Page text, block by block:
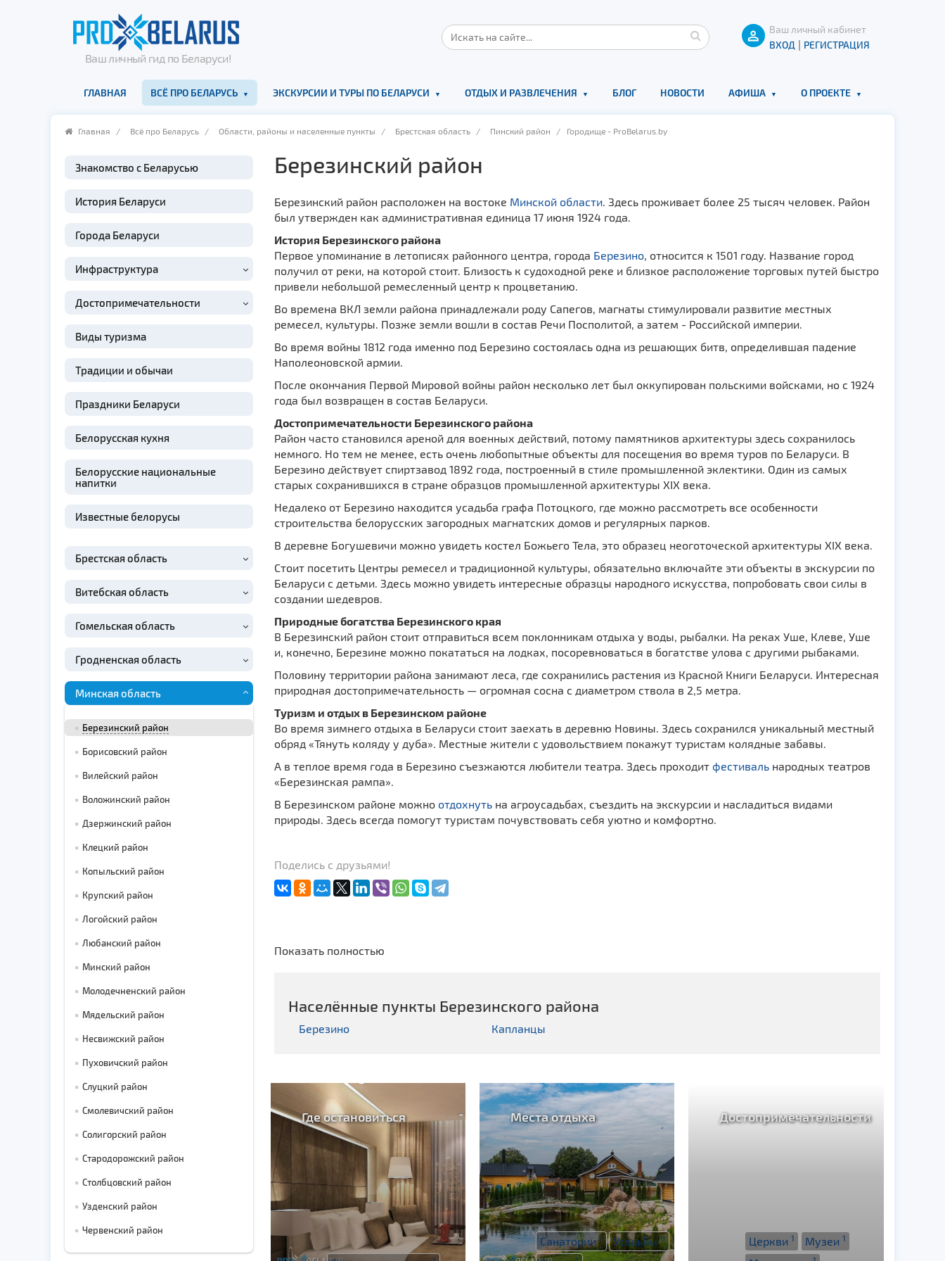
Ваш личный гид по Беларуси!
Ваш личный кабинет
ВХОД | РЕГИСТРАЦИЯ
ГЛАВНАЯ ВСЁ ПРО БЕЛАРУСЬ ЭКСКУРСИИ И ТУРЫ ПО БЕЛАРУСИ ОТДЫХ И РАЗВЛЕЧЕНИЯ БЛОГ НОВОСТИ АФИША О ПРОЕКТЕ
Главная / Всё про Беларусь / Области, районы и населенные пункты / Брестская область / Пинский район / Городище - ProBelarus.by
Знакомство с Беларусью
История Беларуси
Города Беларуси
Инфраструктура
Достопримечательности
Виды туризма
Традиции и обычаи
Праздники Беларуси
Белорусская кухня
Белорусские национальные
напитки
Известные белорусы
Брестская область
Витебская область
Гомельская область
Гродненская область
Минская область
Березинский район
Борисовский район
Вилейский район
Воложинский район
Дзержинский район
Клецкий район
Копыльский район
Крупский район
Логойский район
Любанский район
Минский район
Молодечненский район
Мядельский район
Несвижский район
Пуховичский район
Слуцкий район
Смолевичский район
Солигорский район
Стародорожский район
Столбцовский район
Узденский район
Червенский район
Березинский район
Березинский район расположен на востоке Минской области. Здесь проживает более 25 тысяч человек. Район
был утвержден как административная единица 17 июня 1924 года.
История Березинского района
Первое упоминание в летописях районного центра, города Березино, относится к 1501 году. Название город
получил от реки, на которой стоит. Близость к судоходной реке и близкое расположение торговых путей быстро
привели небольшой ремесленный центр к процветанию.
Во времена ВКЛ земли района принадлежали роду Сапегов, магнаты стимулировали развитие местных
ремесел, культуры. Позже земли вошли в состав Речи Посполитой, а затем - Российской империи.
Во время войны 1812 года именно под Березино состоялась одна из решающих битв, определившая падение
Наполеоновской армии.
После окончания Первой Мировой войны район несколько лет был оккупирован польскими войсками, но с 1924
года был возвращен в состав Беларуси.
Достопримечательности Березинского района
Район часто становился ареной для военных действий, потому памятников архитектуры здесь сохранилось
немного. Но тем не менее, есть очень любопытные объекты для посещения во время туров по Беларуси. В
Березино действует спиртзавод 1892 года, построенный в стиле промышленной эклектики. Один из самых
старых сохранившихся в стране образцов промышленной архитектуры XIX века.
Недалеко от Березино находится усадьба графа Потоцкого, где можно рассмотреть все особенности
строительства белорусских загородных магнатских домов и регулярных парков.
В деревне Богушевичи можно увидеть костел Божьего Тела, это образец неоготоческой архитектуры XIX века.
Стоит посетить Центры ремесел и традиционной культуры, обязательно включайте эти объекты в экскурсии по
Беларуси с детьми. Здесь можно увидеть интересные образцы народного искусства, попробовать свои силы в
создании шедевров.
Природные богатства Березинского края
В Березинский район стоит отправиться всем поклонникам отдыха у воды, рыбалки. На реках Уше, Клеве, Уше
и, конечно, Березине можно покататься на лодках, посоревноваться в богатстве улова с другими рыбаками.
Половину территории района занимают леса, где сохранились растения из Красной Книги Беларуси. Интересная
природная достопримечательность — огромная сосна с диаметром ствола в 2,5 метра.
Туризм и отдых в Березинском районе
Во время зимнего отдыха в Беларуси стоит заехать в деревню Новины. Здесь сохранился уникальный местный
обряд «Тянуть коляду у дуба». Местные жители с удовольствием покажут туристам колядные забавы.
А в теплое время года в Березино съезжаются любители театра. Здесь проходит фестивальнародных театров
«Березинская рампа».
В Березинском районе можно отдохнутьна агроусадьбах, съездить на экскурсии и насладиться видами
природы. Здесь всегда помогут туристам почувствовать себя уютно и комфортно.
Поделись с друзьями!
Показать полностью
Населённые пункты Березинского районa
Березино Капланцы
Где остановиться Места отдыха
Санатории1 Усадьбы8
Достопримечательности
Церкви1 Музеи1